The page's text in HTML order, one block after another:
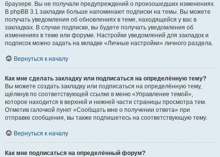
браузере. Вы не получали предупреждений о произошедших изменениях.
В phpBB 3.1 закладки больше напоминают подписки на темы. Вы можете
получать уведомления об обновлениях в теме, находящейся у вас в
закладках. В случае подписки, вы будете получать уведомления об
изменениях в теме или форуме. Настройки уведомлений для закладок и
подписок можно задать на вкладке «Личные настройки» личного раздела.
Вернуться к началу
Как мне сделать закладку или подписаться на определённую тему?
Вы можете создать закладку или подписаться на определённую тему,
щёлкнув по соответствующей ссылке в меню «Управление темой»,
которое находится в верхней и нижней части страницы просмотра тем.
Отметив галочкой пункт «Сообщать мне о получении ответа» при
отправке сообщения, вы также подпишетесь на соответствующую тему.
Вернуться к началу
Как мне подписаться на определённый форум?